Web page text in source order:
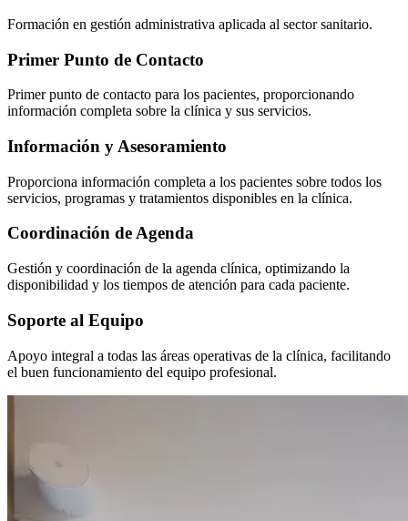
Formación en gestión administrativa aplicada al sector sanitario.
Primer Punto de Contacto
Primer punto de contacto para los pacientes, proporcionando
información completa sobre la clínica y sus servicios.
Información y Asesoramiento
Proporciona información completa a los pacientes sobre todos los
servicios, programas y tratamientos disponibles en la clínica.
Coordinación de Agenda
Gestión y coordinación de la agenda clínica, optimizando la
disponibilidad y los tiempos de atención para cada paciente.
Soporte al Equipo
Apoyo integral a todas las áreas operativas de la clínica, facilitando
el buen funcionamiento del equipo profesional.